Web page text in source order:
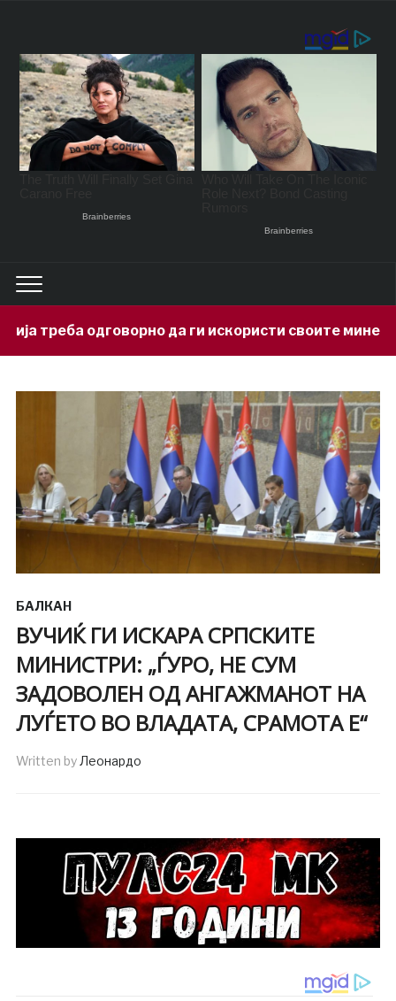
да ги искористи своите минерални богатства
БАЛКАН
ВУЧИЌ ГИ ИСКАРА СРПСКИТЕ
МИНИСТРИ: „ЃУРО, НЕ СУМ
ЗАДОВОЛЕН ОД АНГАЖМАНОТ НА
ЛУЃЕТО ВО ВЛАДАТА, СРАМОТА Е“
Written byЛеонардо